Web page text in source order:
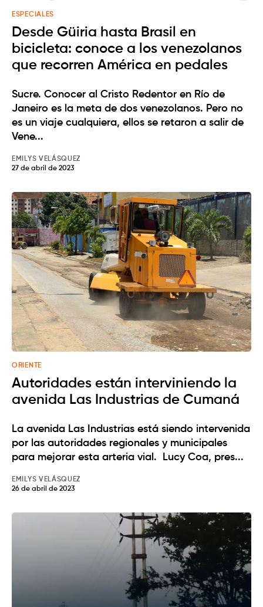
ESPECIALES
Desde Güiria hasta Brasil en
bicicleta: conoce a los venezolanos
que recorren América en pedales
Sucre. Conocer al Cristo Redentor en Río de
Janeiro es la meta de dos venezolanos. Pero no
es un viaje cualquiera, ellos se retaron a salir de
Vene...
EMILYS VELÁSQUEZ
27 de abril de 2023
ORIENTE
Autoridades están interviniendo la
avenida Las Industrias de Cumaná
La avenida Las Industrias está siendo intervenida
por las autoridades regionales y municipales
para mejorar esta arteria vial. Lucy Coa, pres...
EMILYS VELÁSQUEZ
26 de abril de 2023